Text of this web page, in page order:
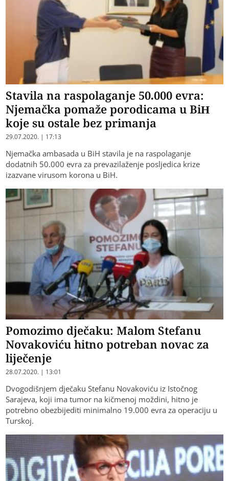
Stavila na raspolaganje 50.000 evra:
Njemačka pomaže porodicama u BiH
koje su ostale bez primanja
29.07.2020. | 17:13
Njemačka ambasada u BiH stavila je na raspolaganje
dodatnih 50.000 evra za prevazilaženje posljedica krize
izazvane virusom korona u BiH.
Pomozimo dječaku: Malom Stefanu
Novakoviću hitno potreban novac za
liječenje
28.07.2020. | 13:01
Dvogodišnjem dječaku Stefanu Novakoviću iz Istočnog
Sarajeva, koji ima tumor na kičmenoj moždini, hitno je
potrebno obezbijediti minimalno 19.000 evra za operaciju u
Turskoj.